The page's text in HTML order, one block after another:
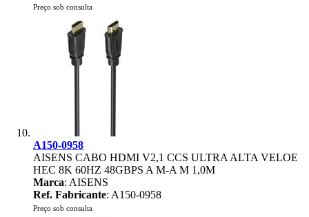
Preço sob consulta
A150-0958
AISENS CABO HDMI V2,1 CCS ULTRA ALTA VELOE
HEC 8K 60HZ 48GBPS A M-A M 1,0M
Marca: AISENS
Ref. Fabricante: A150-0958
Preço sob consulta